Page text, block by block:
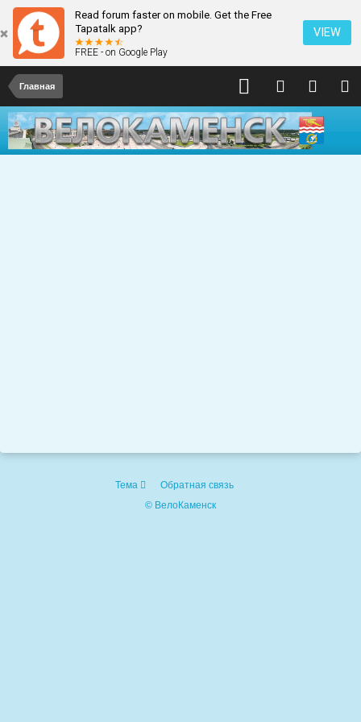
Read forum faster on mobile. Get the Free
Tapatalk app?
FREE - on Google Play
VIEW
Главная
Тема
Обратная связь
© ВелоКаменск